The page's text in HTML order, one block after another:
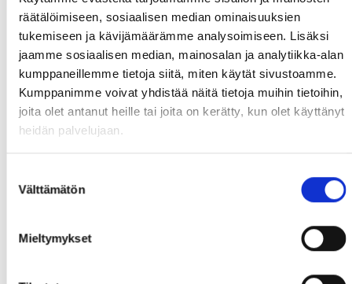
räätälöimiseen, sosiaalisen median ominaisuuksien
tukemiseen ja kävijämäärämme analysoimiseen. Lisäksi
jaamme sosiaalisen median, mainosalan ja analytiikka-alan
kumppaneillemme tietoja siitä, miten käytät sivustoamme.
Kumppanimme voivat yhdistää näitä tietoja muihin tietoihin,
joita olet antanut heille tai joita on kerätty, kun olet käyttänyt
heidän palvelujaan.
valinta
Välttämätön
Mieltymykset
Michael Madsen spelade en
otrolig nollmatch, 41 räddningar.
Det är bara att blicka framåt. Det har hänt mycket
positivt undersäsongen. Markus Jämsä, Markku
Erholtz, Kristian Hjerpe, Miro Laitinen och Mikael